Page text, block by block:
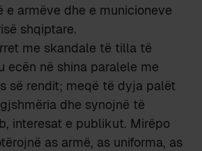
e armëve dhe e municioneve
shqiptare.
me skandale të tilla të
ecën në shina paralele me
së rendit; meqë të dyja palët
dhe synojnë të
interesat e publikut. Mirëpo
as armë, as uniforma, as